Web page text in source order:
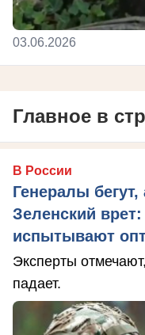
03.06.2026
Главное в
В России
Генералы бегут,
Зеленский
испытывают
Эксперты
падает.